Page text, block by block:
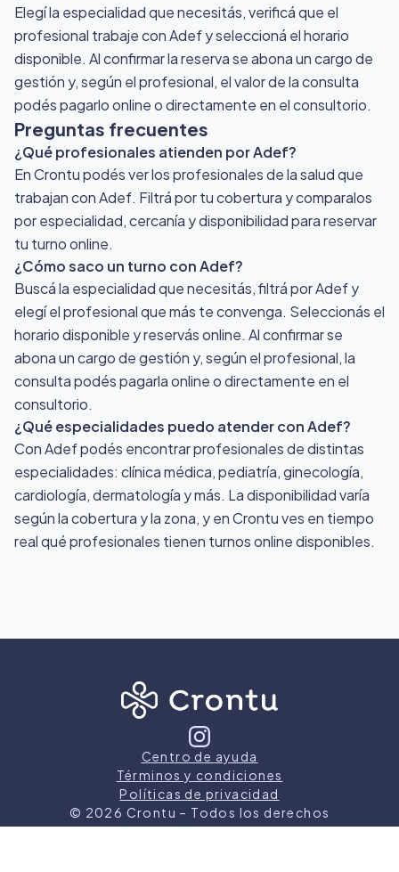
Elegí la especialidad que necesitás, verificá que el
profesional trabaje con Adef y seleccioná el horario
disponible. Al confirmar la reserva se abona un cargo de
gestión y, según el profesional, el valor de la consulta
podés pagarlo online o directamente en el consultorio.
Preguntas frecuentes
¿Qué profesionales atienden por Adef?
En Crontu podés ver los profesionales de la salud que
trabajan con Adef. Filtrá por tu cobertura y comparalos
por especialidad, cercanía y disponibilidad para reservar
tu turno online.
¿Cómo saco un turno con Adef?
Buscá la especialidad que necesitás, filtrá por Adef y
elegí el profesional que más te convenga. Seleccionás el
horario disponible y reservás online. Al confirmar se
abona un cargo de gestión y, según el profesional, la
consulta podés pagarla online o directamente en el
consultorio.
¿Qué especialidades puedo atender con Adef?
Con Adef podés encontrar profesionales de distintas
especialidades: clínica médica, pediatría, ginecología,
cardiología, dermatología y más. La disponibilidad varía
según la cobertura y la zona, y en Crontu ves en tiempo
real qué profesionales tienen turnos online disponibles.
Centro de ayuda
Términos y condiciones
Políticas de privacidad
© 2026 Crontu – Todos los derechos
reservados